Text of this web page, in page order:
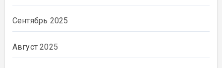
Сентябрь 2025
Август 2025